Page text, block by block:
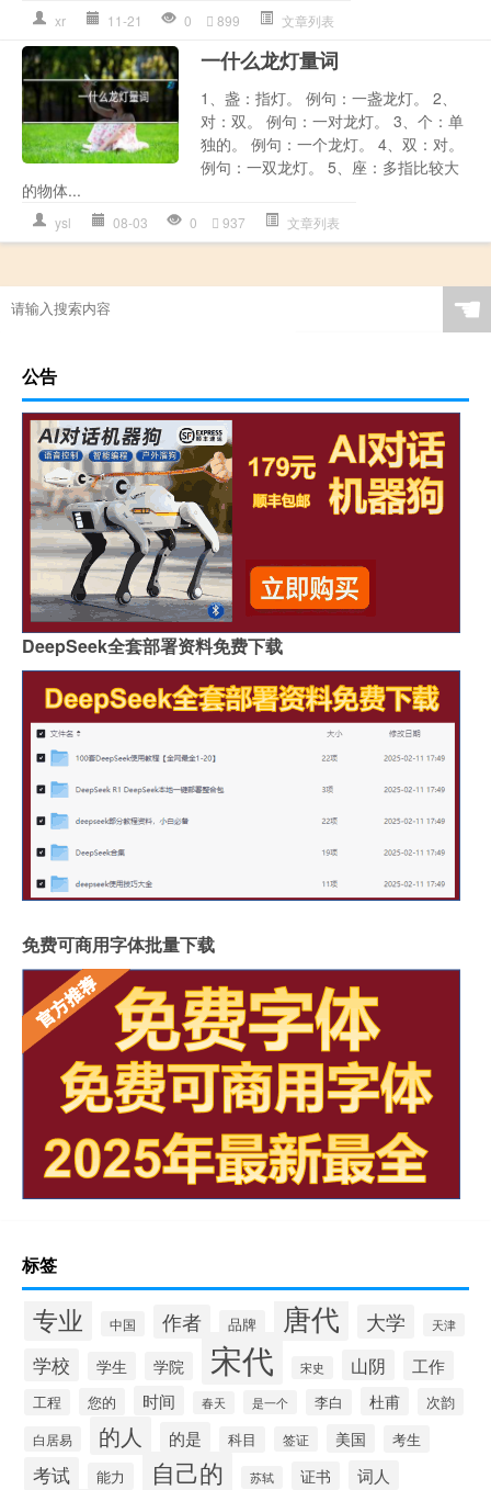
xr 11-21 0 899 文章列表
一什么龙灯量词
1、盏：指灯。 例句：一盏龙灯。 2、
对：双。 例句：一对龙灯。 3、个：单
独的。 例句：一个龙灯。 4、双：对。
例句：一双龙灯。 5、座：多指比较大
的物体...
ysl 08-03 0 937 文章列表
☚
公告
DeepSeek全套部署资料免费下载
免费可商用字体批量下载
标签
专业 中国 作者 品牌 唐代 大学 天津
学校 学生 学院 宋代 宋史 山阴 工作
工程 您的 时间 春天 是一个 李白 杜甫 次韵
白居易 的人 的是 科目 签证 美国 考生
考试 能力 自己的 苏轼 证书 词人